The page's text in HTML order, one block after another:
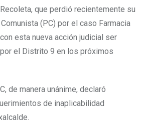
que perdió recientemente su
(PC) por el caso Farmacia
esta nueva acción judicial ser
el Distrito 9 en los próximos
de manera unánime, declaró
de inaplicabilidad